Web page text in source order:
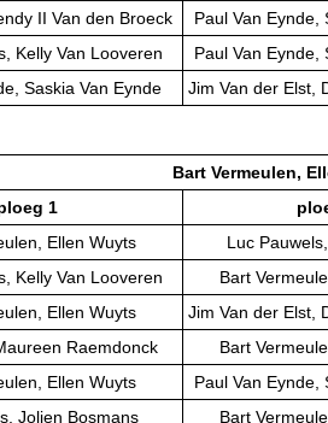
II Van den Broeck
Paul Van Eynde,
Kelly Van Looveren
Paul Van Eynde,
Saskia Van Eynde Jim Van der Elst,
Bart Vermeulen,
1
Ellen Wuyts
Luc
Kelly Van Looveren
Bart
Ellen Wuyts
Jim Van der Elst,
Raemdonck
Bart
Ellen Wuyts
Paul Van Eynde,
Jolien Bosmans Bart